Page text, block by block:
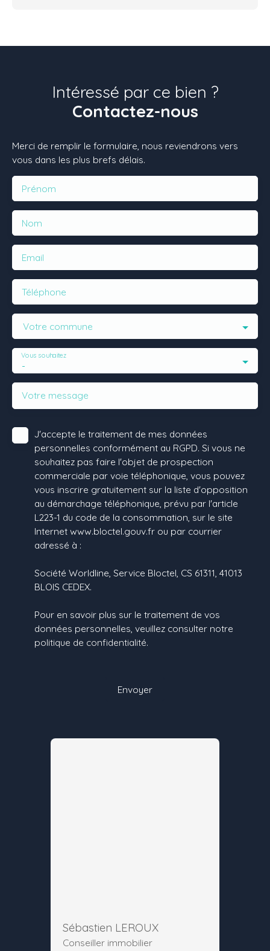
Intéressé par ce bien ?
Contactez-nous
Merci de remplir le formulaire, nous reviendrons vers
vous dans les plus brefs délais.
Prénom
Nom
Email
Téléphone
Votre commune
-
Vous souhaitez
Votre message
J'accepte le traitement de mes données
personnelles conformément au RGPD. Si vous ne
souhaitez pas faire l'objet de prospection
commerciale par voie téléphonique, vous pouvez
vous inscrire gratuitement sur la liste d'opposition
au démarchage téléphonique, prévu par l'article
L223-1 du code de la consommation, sur le site
Internet www.bloctel.gouv.fr ou par courrier
adressé à :
Société Worldline, Service Bloctel, CS 61311, 41013
BLOIS CEDEX.
Pour en savoir plus sur le traitement de vos
données personnelles, veuillez consulter notre
politique de confidentialité.
Envoyer
Sébastien LEROUX
Conseiller immobilier